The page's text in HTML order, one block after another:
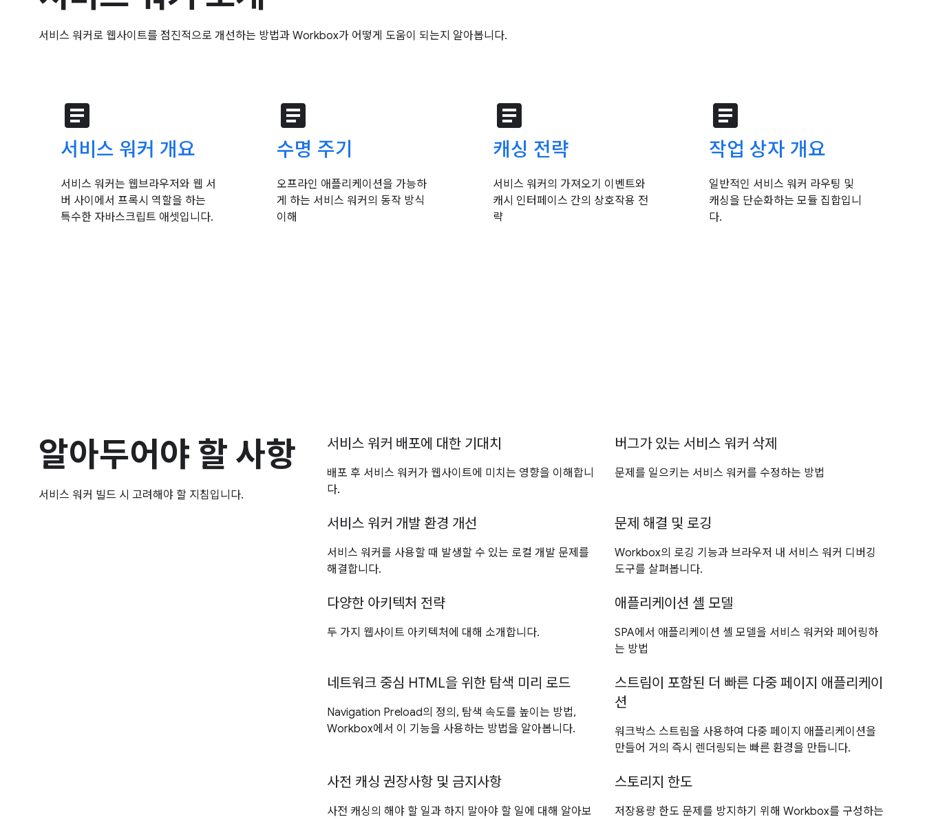
서비스 워커로 웹사이트를 점진적으로 개선하는 방법과 Workbox가 어떻게 도움이 되는지 알아봅니다.
article
서비스 워커 개요
서비스 워커는 웹브라우저와 웹 서
버 사이에서 프록시 역할을 하는
특수한 자바스크립트 애셋입니다.
article
수명 주기
오프라인 애플리케이션을 가능하
게 하는 서비스 워커의 동작 방식
이해
article
캐싱 전략
서비스 워커의 가져오기 이벤트와
캐시 인터페이스 간의 상호작용 전
략
article
작업 상자 개요
일반적인 서비스 워커 라우팅 및
캐싱을 단순화하는 모듈 집합입니
다.
알아두어야 할 사항
서비스 워커 빌드 시 고려해야 할 지침입니다.
서비스 워커 배포에 대한 기대치
배포 후 서비스 워커가 웹사이트에 미치는 영향을 이해합니
다.
버그가 있는 서비스 워커 삭제
문제를 일으키는 서비스 워커를 수정하는 방법
서비스 워커 개발 환경 개선
서비스 워커를 사용할 때 발생할 수 있는 로컬 개발 문제를
해결합니다.
문제 해결 및 로깅
Workbox의 로깅 기능과 브라우저 내 서비스 워커 디버깅
도구를 살펴봅니다.
다양한 아키텍처 전략
두 가지 웹사이트 아키텍처에 대해 소개합니다.
애플리케이션 셸 모델
SPA에서 애플리케이션 셸 모델을 서비스 워커와 페어링하
는 방법
네트워크 중심 HTML을 위한 탐색 미리 로드
Navigation Preload의 정의, 탐색 속도를 높이는 방법,
Workbox에서 이 기능을 사용하는 방법을 알아봅니다.
스트림이 포함된 더 빠른 다중 페이지 애플리케이
션
워크박스 스트림을 사용하여 다중 페이지 애플리케이션을
만들어 거의 즉시 렌더링되는 빠른 환경을 만듭니다.
사전 캐싱 권장사항 및 금지사항
사전 캐싱의 해야 할 일과 하지 말아야 할 일에 대해 알아보
스토리지 한도
저장용량 한도 문제를 방지하기 위해 Workbox를 구성하는